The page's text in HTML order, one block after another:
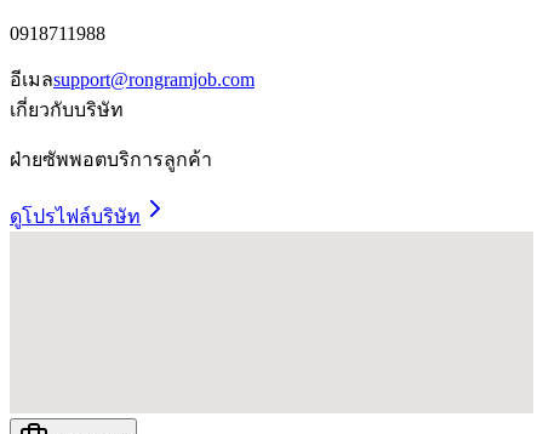
0918711988
อีเมลsupport@rongramjob.com
เกี่ยวกับบริษัท
ฝ่ายซัพพอตบริการลูกค้า
ดูโปรไฟล์บริษัท